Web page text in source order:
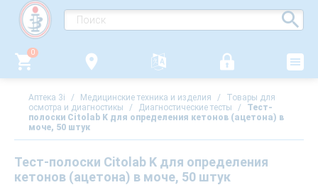
0
Аптека 3i / Медицинские техника и изделия /
Товары для
осмотра и диагностикы
/ Диагностические тесты /
Тест-
полоски Citolab K для определения кетонов (ацетона) в
моче, 50 штук
Тест-полоски Citolab K для определения
кетонов (ацетона) в моче, 50 штук